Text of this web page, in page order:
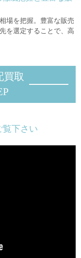
場を把握。豊富な販売
を選定することで、高
買取
覧下さい